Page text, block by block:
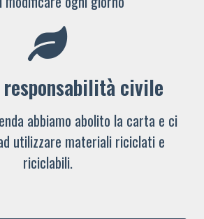
responsabilità civile
abbiamo abolito la carta e ci
utilizzare materiali riciclati e
riciclabili.